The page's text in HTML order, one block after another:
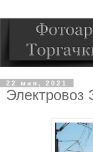
22 мая, 2021
Электровоз